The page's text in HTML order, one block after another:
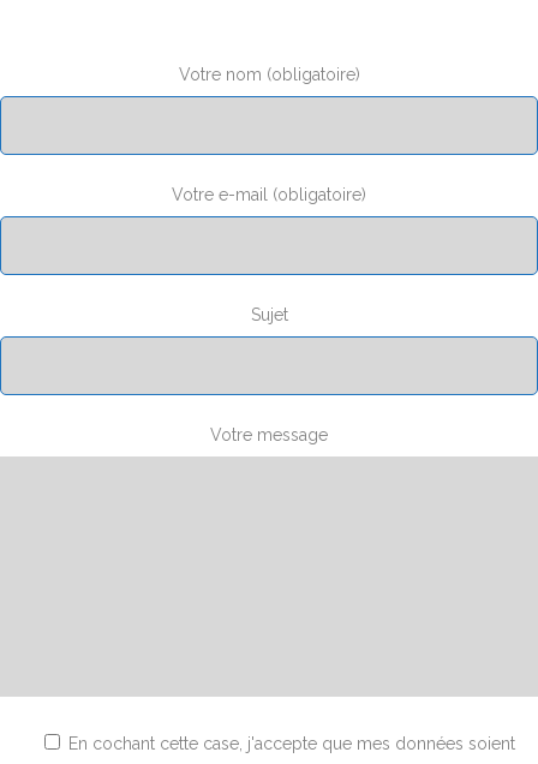
Votre nom (obligatoire)
Votre e-mail (obligatoire)
Sujet
Votre message
En cochant cette case, j'accepte que mes données soient